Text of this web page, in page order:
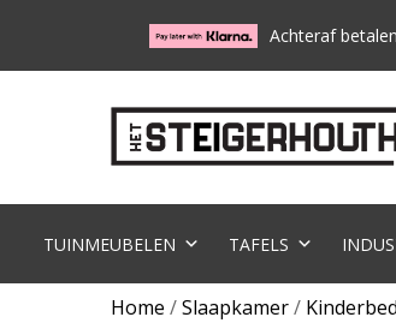
Achteraf
TUINMEUBELEN TAFELS
Home /Slaapkamer/